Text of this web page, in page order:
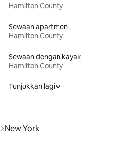
Hamilton County
Sewaan apartmen
Hamilton County
Sewaan dengan kayak
Hamilton County
Tunjukkan lagi
New York